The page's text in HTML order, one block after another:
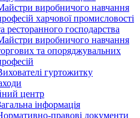
виробничого навчання
харчової промисловості
ресторанного господарства
виробничого навчання
та опоряджувальних
гуртожитку
центр
інформація
правові документи